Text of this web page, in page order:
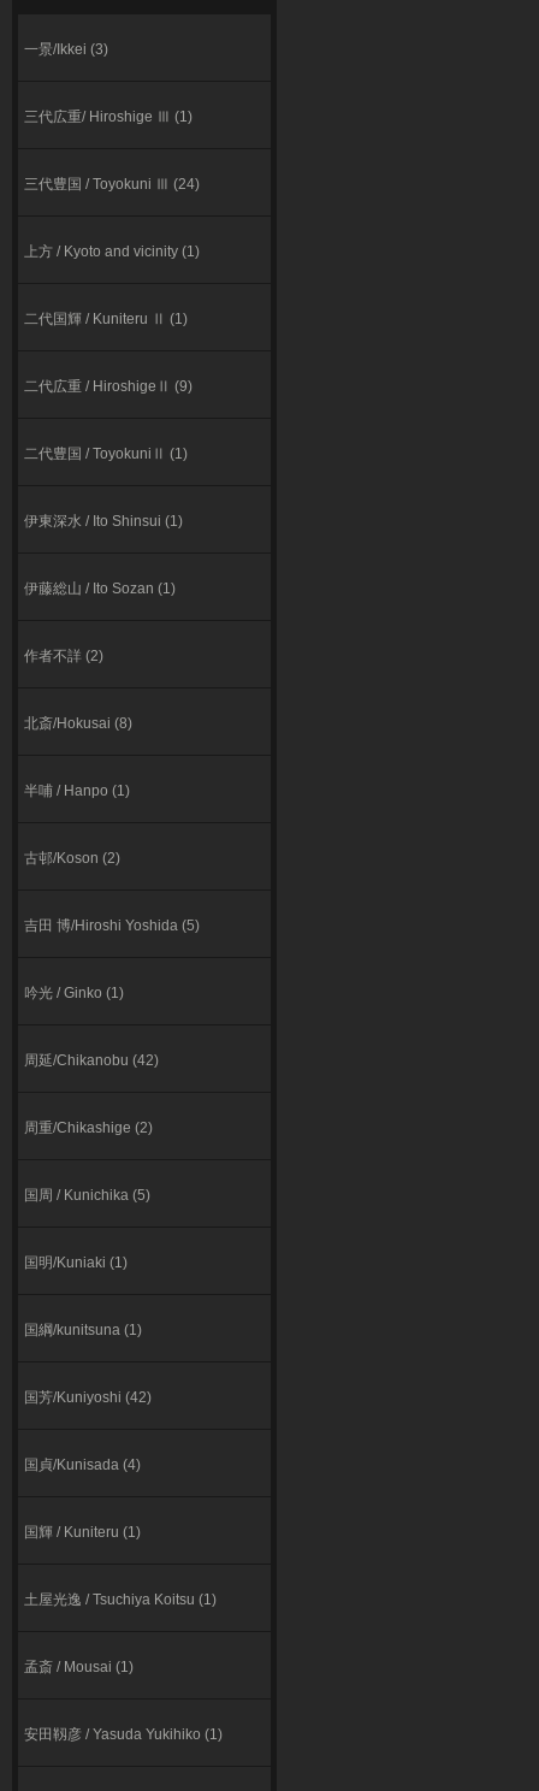
一景/Ikkei (3)
三代広重/ Hiroshige Ⅲ (1)
三代豊国 / Toyokuni Ⅲ (24)
上方 / Kyoto and vicinity (1)
二代国輝 / Kuniteru Ⅱ (1)
二代広重 / HiroshigeⅡ (9)
二代豊国 / ToyokuniⅡ (1)
伊東深⽔ / Ito Shinsui (1)
伊藤総山 / Ito Sozan (1)
作者不詳 (2)
北斎/Hokusai (8)
半哺 / Hanpo (1)
古邨/Koson (2)
吉田 博/Hiroshi Yoshida (5)
吟光 / Ginko (1)
周延/Chikanobu (42)
周重/Chikashige (2)
国周 / Kunichika (5)
国明/Kuniaki (1)
国綱/kunitsuna (1)
国芳/Kuniyoshi (42)
国貞/Kunisada (4)
国輝 / Kuniteru (1)
⼟屋光逸 / Tsuchiya Koitsu (1)
孟斎 / Mousai (1)
安田靱彦 / Yasuda Yukihiko (1)